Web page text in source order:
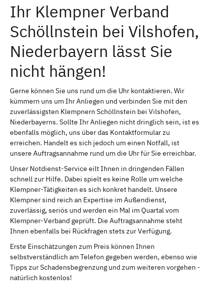
Ihr Klempner Verband
Schöllnstein bei Vilshofen,
Niederbayern lässt Sie
nicht hängen!
Gerne können Sie uns rund um die Uhr kontaktieren. Wir
kümmern uns um Ihr Anliegen und verbinden Sie mit den
zuverlässigsten Klempnern Schöllnstein bei Vilshofen,
Niederbayerns. Sollte Ihr Anliegen nicht dringlich sein, ist es
ebenfalls möglich, uns über das Kontaktformular zu
erreichen. Handelt es sich jedoch um einen Notfall, ist
unsere Auftragsannahme rund um die Uhr für Sie erreichbar.
Unser Notdienst-Service eilt Ihnen in dringenden Fällen
schnell zur Hilfe. Dabei spielt es keine Rolle um welche
Klempner-Tätigkeiten es sich konkret handelt. Unsere
Klempner sind reich an Expertise im Außendienst,
zuverlässig, seriös und werden ein Mal im Quartal vom
Klempner-Verband geprüft. Die Auftragsannahme steht
Ihnen ebenfalls bei Rückfragen stets zur Verfügung.
Erste Einschätzungen zum Preis können Ihnen
selbstverständlich am Telefon gegeben werden, ebenso wie
Tipps zur Schadensbegrenzung und zum weiteren vorgehen -
natürlich kostenlos!